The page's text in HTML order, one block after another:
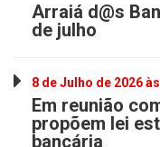
Arraiá d@s
de julho
8 de Julho de 2026
Em reunião
propõem lei
bancária